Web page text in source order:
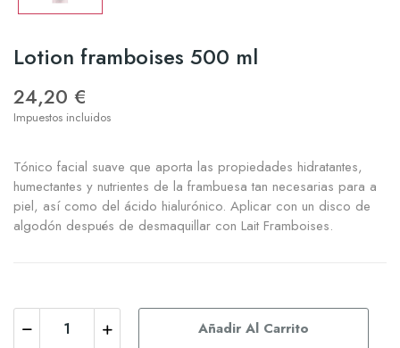
Lotion framboises 500 ml
24,20 €
Impuestos incluidos
Tónico facial suave que aporta las propiedades hidratantes,
humectantes y nutrientes de la frambuesa tan necesarias para a
piel, así como del ácido hialurónico. Aplicar con un disco de
algodón después de desmaquillar con Lait Framboises.
Añadir Al Carrito